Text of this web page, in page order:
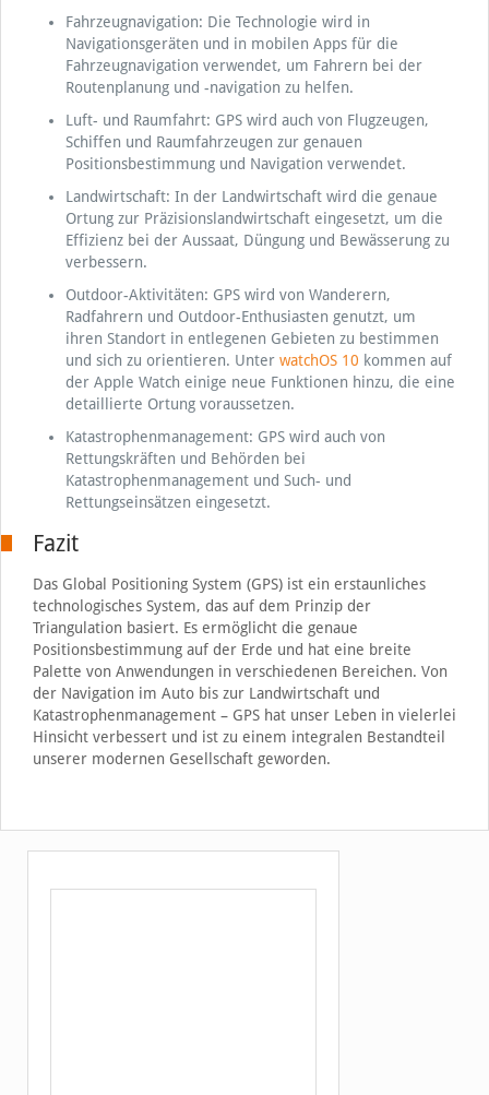
Fahrzeugnavigation: Die Technologie wird in
Navigationsgeräten und in mobilen Apps für die
Fahrzeugnavigation verwendet, um Fahrern bei der
Routenplanung und -navigation zu helfen.
Luft- und Raumfahrt: GPS wird auch von Flugzeugen,
Schiffen und Raumfahrzeugen zur genauen
Positionsbestimmung und Navigation verwendet.
Landwirtschaft: In der Landwirtschaft wird die genaue
Ortung zur Präzisionslandwirtschaft eingesetzt, um die
Effizienz bei der Aussaat, Düngung und Bewässerung zu
verbessern.
Outdoor-Aktivitäten: GPS wird von Wanderern,
Radfahrern und Outdoor-Enthusiasten genutzt, um
ihren Standort in entlegenen Gebieten zu bestimmen
und sich zu orientieren. Unter watchOS 10 kommen auf
der Apple Watch einige neue Funktionen hinzu, die eine
detaillierte Ortung voraussetzen.
Katastrophenmanagement: GPS wird auch von
Rettungskräften und Behörden bei
Katastrophenmanagement und Such- und
Rettungseinsätzen eingesetzt.
Fazit
Das Global Positioning System (GPS) ist ein erstaunliches
technologisches System, das auf dem Prinzip der
Triangulation basiert. Es ermöglicht die genaue
Positionsbestimmung auf der Erde und hat eine breite
Palette von Anwendungen in verschiedenen Bereichen. Von
der Navigation im Auto bis zur Landwirtschaft und
Katastrophenmanagement – GPS hat unser Leben in vielerlei
Hinsicht verbessert und ist zu einem integralen Bestandteil
unserer modernen Gesellschaft geworden.